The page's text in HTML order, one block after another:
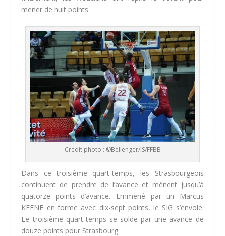
mener de huit points.
Crédit photo : ©Bellenger/IS/FFBB
Dans ce troisième quart-temps, les Strasbourgeois
continuent de prendre de l’avance et mènent jusqu’à
quatorze points d’avance. Emmené par un Marcus
KEENE en forme avec dix-sept points, le SIG s’envole.
Le troisième quart-temps se solde par une avance de
douze points pour Strasbourg.